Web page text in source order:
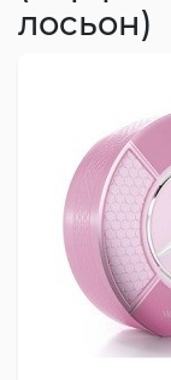
лосьон)